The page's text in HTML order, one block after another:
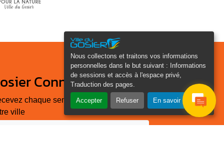
Nous collectons et traitons vos informations
personnelles dans le but suivant :
Informations
de sessions et accès à l'espace privé,
Traduction des pages
Accepter Refuser En savoir plus
Connecté
chaque semaine l'actualité de
ville